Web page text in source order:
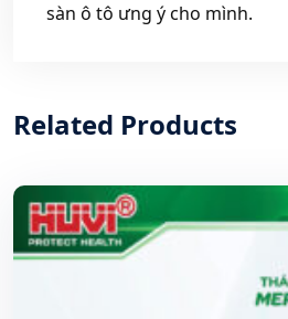
sàn ô tô ưng ý cho mình.
Related Products